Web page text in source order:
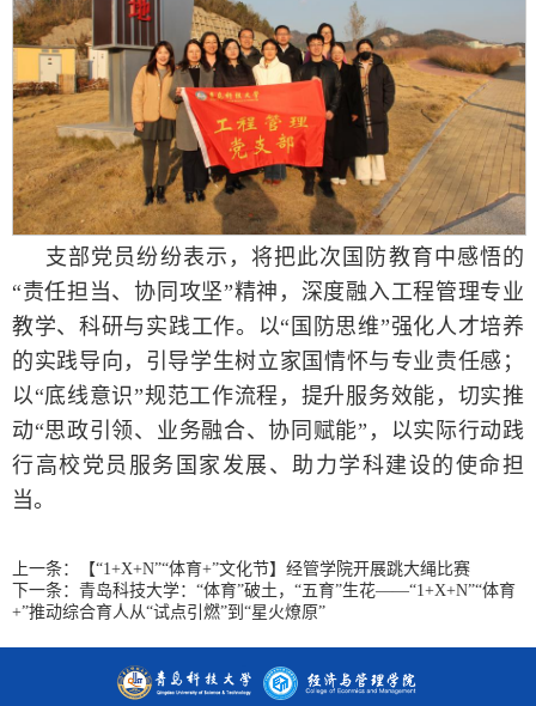
支部党员纷纷表示，将把此次国防教育中感悟的
“责任担当、协同攻坚”精神，深度融入工程管理专业
教学、科研与实践工作。以“国防思维”强化人才培养
的实践导向，引导学生树立家国情怀与专业责任感；
以“底线意识”规范工作流程，提升服务效能，切实推
动“思政引领、业务融合、协同赋能”，以实际行动践
行高校党员服务国家发展、助力学科建设的使命担
当。
上一条：
【“1+X+N”“体育+”文化节】经管学院开展跳大绳比赛
下一条： 青岛科技大学：“体育”破土，“五育”生花——“1+X+N”“体育
+”推动综合育人从“试点引燃”到“星火燎原”